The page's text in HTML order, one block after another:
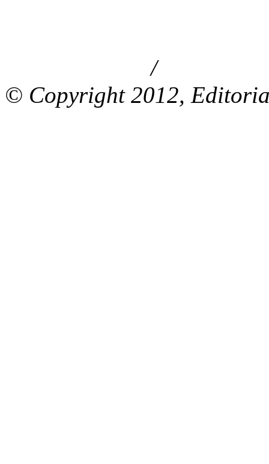
/
© Copyright 2012,